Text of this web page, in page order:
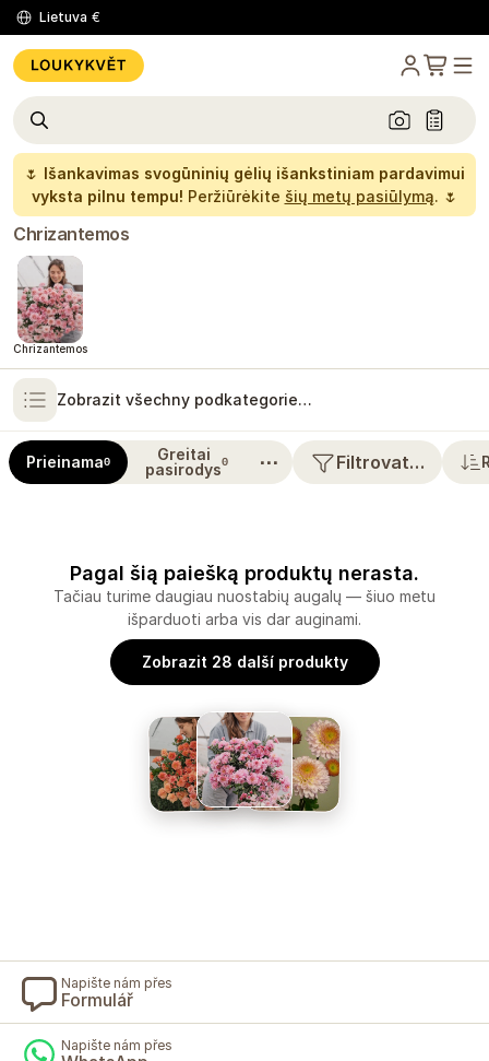
Lietuva €
🌷 Išankavimas svogūninių gėlių išankstiniam pardavimui
vyksta pilnu tempu! Peržiūrėkite šių metų pasiūlymą. 🌷
Chrizantemos
Chrizantemos
Zobrazit všechny podkategorie…
Prieinama0
Greitai
pasirodys0 ⋯ Filtrovat…
Pagal šią paiešką produktų nerasta.
Tačiau turime daugiau nuostabių augalų — šiuo metu
išparduoti arba vis dar auginami.
Zobrazit 28 další produkty
Napište nám přes
Formulář
Napište nám přes